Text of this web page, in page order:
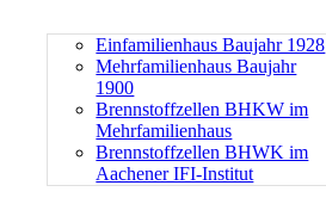
Einfamilienhaus Baujahr 1928
Mehrfamilienhaus Baujahr
1900
Brennstoffzellen BHKW im
Mehrfamilienhaus
Brennstoffzellen BHWK im
Aachener IFI-Institut